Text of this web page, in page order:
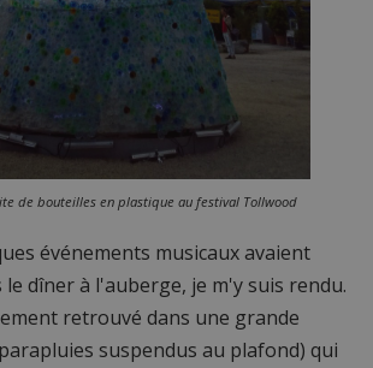
de bouteilles en plastique au festival Tollwood
événements musicaux avaient
dîner à l'auberge, je m'y suis rendu.
retrouvé dans une grande
suspendus au plafond) qui